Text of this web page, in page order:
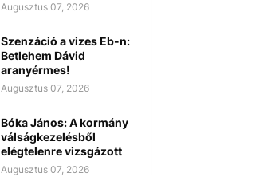
Augusztus 07, 2026
Szenzáció a vizes Eb-n:
Betlehem Dávid
aranyérmes!
Augusztus 07, 2026
Bóka János: A kormány
válságkezelésből
elégtelenre vizsgázott
Augusztus 07, 2026